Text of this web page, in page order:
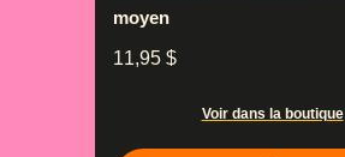
moyen
11,95 $
Voir dans la boutique